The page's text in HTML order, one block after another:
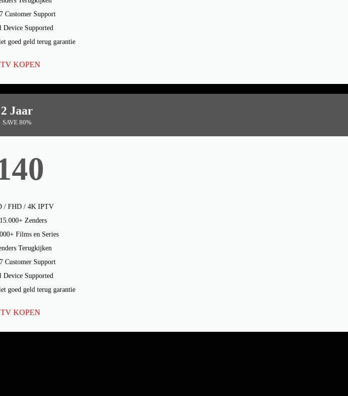
Customer Support
Device Supported
goed geld terug garantie
KOPEN
2 Jaar
SAVE 80%
/ FHD / 4K IPTV
15.000+ Zenders
Films en Series
Terugkijken
Customer Support
Device Supported
goed geld terug garantie
KOPEN